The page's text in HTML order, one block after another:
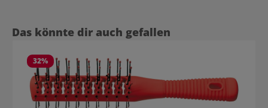
Produktgalerie überspringen
Das könnte dir auch gefallen
32%